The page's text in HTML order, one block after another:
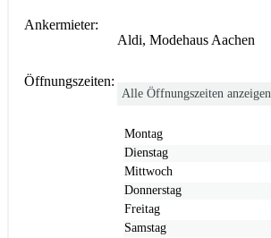
Ankermieter:
Aldi, Modehaus Aachen
Öffnungszeiten:
Alle Öffnungszeiten anzeigen
Montag
Dienstag
Mittwoch
Donnerstag
Freitag
Samstag